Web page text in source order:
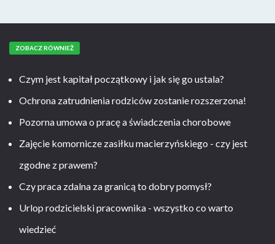
ZOBACZ RÓWNIEŻ
Czym jest kapitał początkowy i jak się go ustala?
Ochrona zatrudnienia rodziców zostanie rozszerzona!
Pozorna umowa o pracę a świadczenia chorobowe
Zajęcie komornicze zasiłku macierzyńskiego - czy jest
zgodne z prawem?
Czy praca zdalna za granicą to dobry pomysł?
Urlop rodzicielski pracownika - wszystko co warto
wiedzieć